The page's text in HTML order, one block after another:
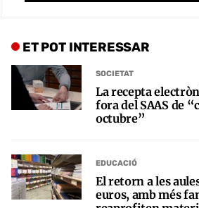
ET POT INTERESSAR
SOCIETAT
La recepta
fora del SAAS de
octubre”
EDUCACIÓ
El retorn a les
euros, amb més